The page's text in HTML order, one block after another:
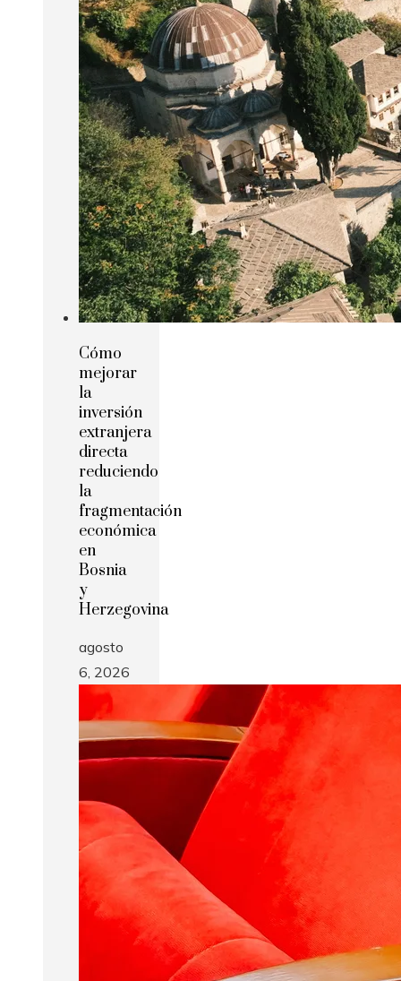
Cómo
mejorar
la
inversión
extranjera
directa
reduciendo
la
fragmentación
económica
en
Bosnia
y
Herzegovina
agosto
6, 2026